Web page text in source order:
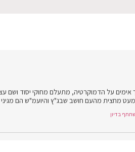
על הדמוקרטיה, מתעלם מחוקי יסוד ושם
מחצית מהעם חושב שבג"ץ והיועמ"ש הם
בדיון